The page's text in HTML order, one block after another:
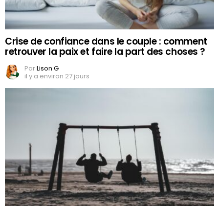
Crise de confiance dans le couple : comment
retrouver la paix et faire la part des choses ?
ParLison G
il y a environ 27 jours